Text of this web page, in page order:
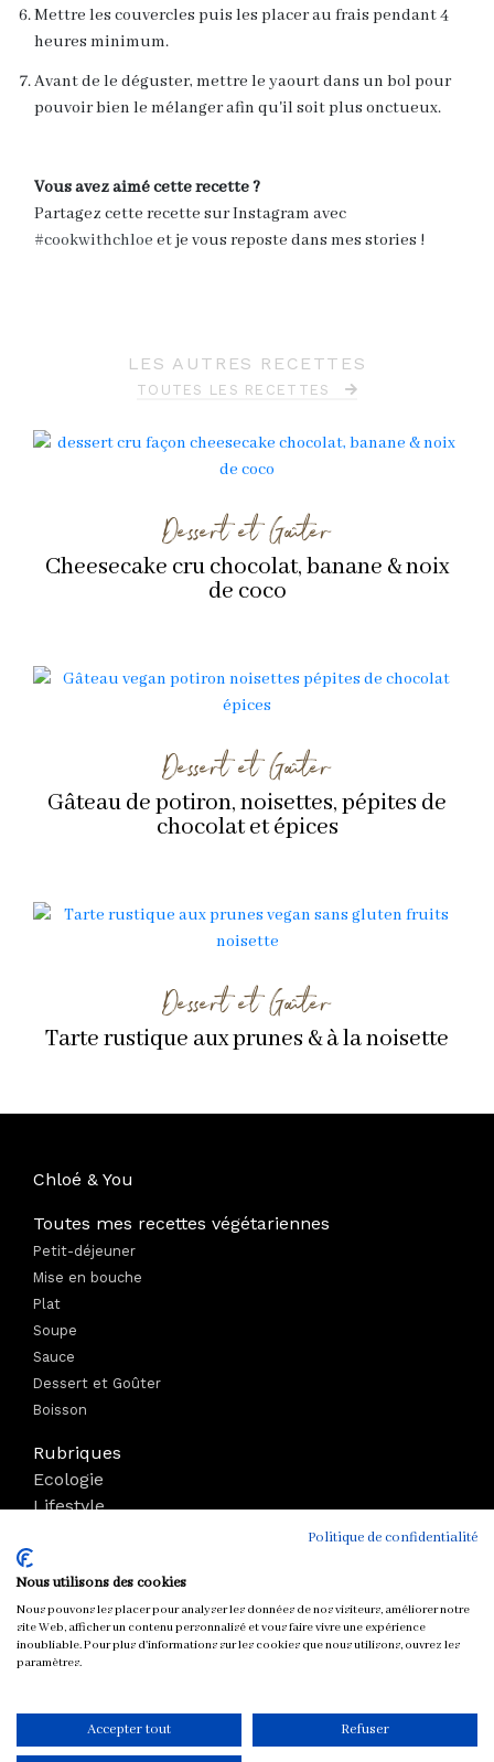
Mettre les couvercles puis les placer au frais pendant 4
heures minimum.
Avant de le déguster, mettre le yaourt dans un bol pour
pouvoir bien le mélanger afin qu'il soit plus onctueux.
Vous avez aimé cette recette ?
Partagez cette recette sur Instagram avec
#cookwithchloe et je vous reposte dans mes stories !
LES AUTRES RECETTES
TOUTES LES RECETTES
Dessert et Goûter
Cheesecake cru chocolat, banane & noix
de coco
Dessert et Goûter
Gâteau de potiron, noisettes, pépites de
chocolat et épices
Dessert et Goûter
Tarte rustique aux prunes & à la noisette
Chloé & You
Toutes mes recettes végétariennes
Petit-déjeuner
Mise en bouche
Plat
Soupe
Sauce
Dessert et Goûter
Boisson
Rubriques
Ecologie
Lifestyle
Mode
Boutique
Parutions
Tous droits réservés © chloeandyou.fr 2012 - 2026
Politique de confidentialité
Nous utilisons des cookies
Nous pouvons les placer pour analyser les données de nos visiteurs, améliorer notre
site Web, afficher un contenu personnalisé et vous faire vivre une expérience
inoubliable. Pour plus d'informations sur les cookies que nous utilisons, ouvrez les
paramètres.
Accepter tout Refuser